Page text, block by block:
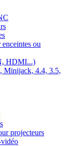
ou
HDMI...)
Minijack, 4.4, 3.5,
projecteurs
vidéo